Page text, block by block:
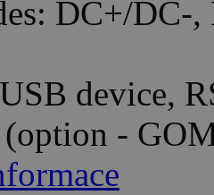
DC+/DC-
device,
-